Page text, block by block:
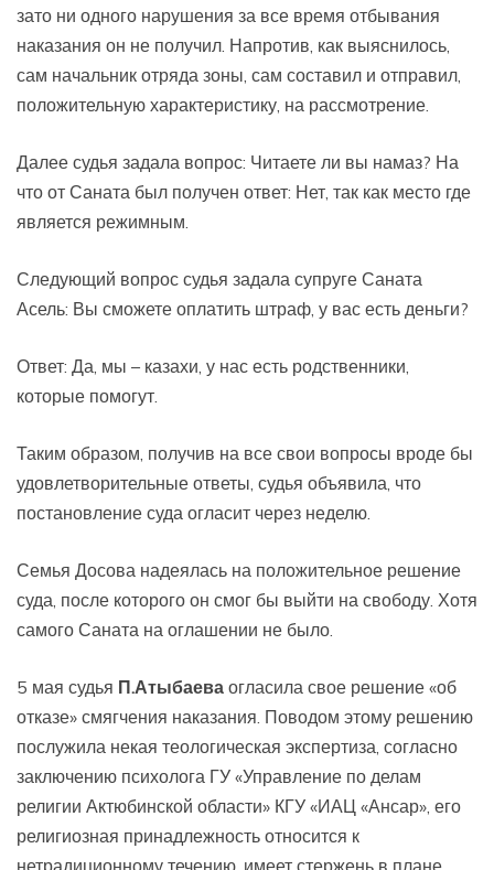
зато ни одного нарушения за все время отбывания
наказания он не получил. Напротив, как выяснилось,
сам начальник отряда зоны, сам составил и отправил,
положительную характеристику, на рассмотрение.
Далее судья задала вопрос: Читаете ли вы намаз? На
что от Саната был получен ответ: Нет, так как место где
является режимным.
Следующий вопрос судья задала супруге Саната
Асель: Вы сможете оплатить штраф, у вас есть деньги?
Ответ: Да, мы – казахи, у нас есть родственники,
которые помогут.
Таким образом, получив на все свои вопросы вроде бы
удовлетворительные ответы, судья объявила, что
постановление суда огласит через неделю.
Семья Досова надеялась на положительное решение
суда, после которого он смог бы выйти на свободу. Хотя
самого Саната на оглашении не было.
5 мая судья П.Атыбаева огласила свое решение «об
отказе» смягчения наказания. Поводом этому решению
послужила некая теологическая экспертиза, согласно
заключению психолога ГУ «Управление по делам
религии Актюбинской области» КГУ «ИАЦ «Ансар», его
религиозная принадлежность относится к
нетрадиционному течению, имеет стержень в плане